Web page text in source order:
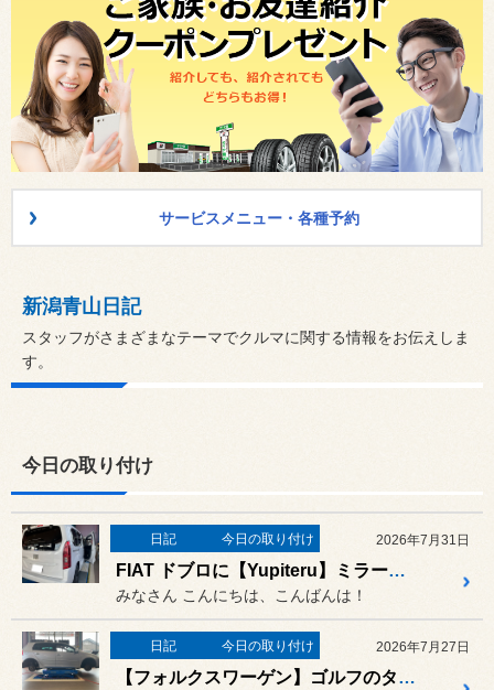
サービスメニュー・各種予約
新潟青山日記
スタッフがさまざまなテーマでクルマに関する情報をお伝えしま
す。
今日の取り付け
日記 今日の取り付け 2026年7月31日
FIAT ドブロに【Yupiteru】ミラー型ドライブレコーダーZNV-800Mを取り付けました！
みなさん こんにちは、こんばんは！
日記 今日の取り付け 2026年7月27日
【フォルクスワーゲン】ゴルフのタイヤ交換作業！ブリヂストンのカジュアルスポーツタイヤ「POTENZA Adrenalin RE005」を装着！